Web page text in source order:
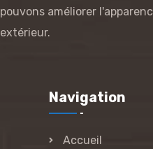
pouvons améliorer
extérieur.
Navigation
Accueil